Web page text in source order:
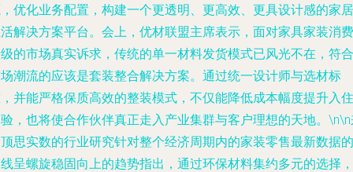
优化业务配置，构建一个更透明、更高效、更具设计感的家居
解决方案平台。会上，优材联盟主席表示，面对家具家装消费
的市场真实诉求，传统的单一材料发货模式已风光不在，符合
潮流的应该是套装整合解决方案。通过统一设计师与选材标
并能严格保质高效的整装模式，不仅能降低成本幅度提升入住
，也将使合作伙伴真正走入产业集群与客户理想的天地。
思实数的行业研究针对整个经济周期内的家装零售最新数据的
呈螺旋稳固向上的趋势指出，通过环保材料集约多元的选择，